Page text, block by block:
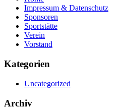
Impressum & Datenschutz
Sponsoren
Sportstätte
Verein
Vorstand
Kategorien
Uncategorized
Archiv